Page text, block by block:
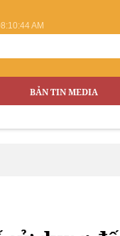
AM
BẢN TIN MEDIA